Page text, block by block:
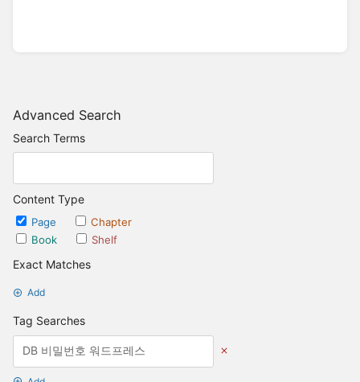
Advanced Search
Search Terms
Content Type
Page
Chapter
Book
Shelf
Exact Matches
Add
Tag Searches